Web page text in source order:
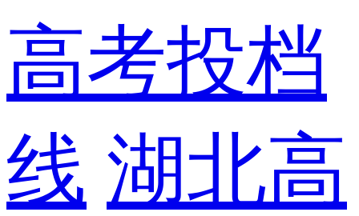
高考投档
线 湖北高